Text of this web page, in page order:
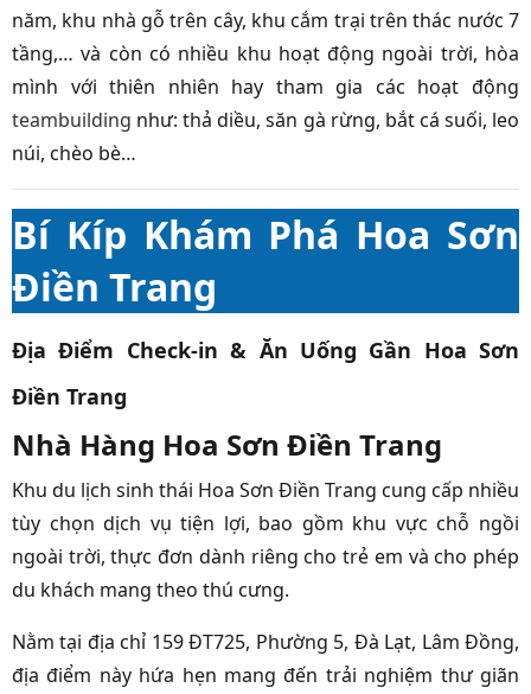
năm, khu nhà gỗ trên cây, khu cắm trại trên thác nước 7
tầng,… và còn có nhiều khu hoạt động ngoài trời, hòa
mình với thiên nhiên hay tham gia các hoạt động
teambuilding như: thả diều, săn gà rừng, bắt cá suối, leo
núi, chèo bè…
Bí Kíp Khám Phá Hoa Sơn
Điền Trang
Địa Điểm Check-in & Ăn Uống Gần Hoa Sơn
Điền Trang
Nhà Hàng Hoa Sơn Điền Trang
Khu du lịch sinh thái Hoa Sơn Điền Trang cung cấp nhiều
tùy chọn dịch vụ tiện lợi, bao gồm khu vực chỗ ngồi
ngoài trời, thực đơn dành riêng cho trẻ em và cho phép
du khách mang theo thú cưng.
Nằm tại địa chỉ 159 ĐT725, Phường 5, Đà Lạt, Lâm Đồng,
địa điểm này hứa hẹn mang đến trải nghiệm thư giãn